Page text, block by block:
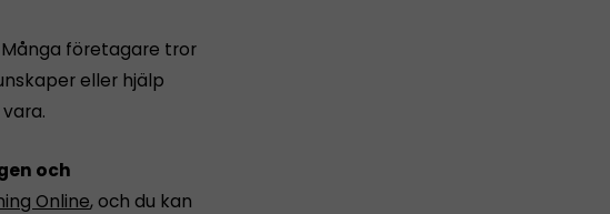
företagare tror
eller hjälp
och
Online, och du kan